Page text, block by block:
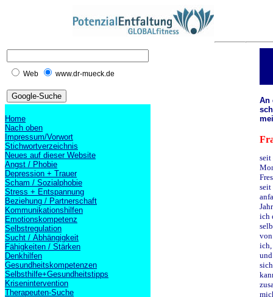
Web www.dr-mueck.de
Home
Nach oben
Impressum/Vorwort
Stichwortverzeichnis
Neues auf dieser Website
Angst / Phobie
Depression + Trauer
Scham / Sozialphobie
Stress + Entspannung
Beziehung / Partnerschaft
Kommunikationshilfen
Emotionskompetenz
Selbstregulation
Sucht / Abhängigkeit
Fähigkeiten / Stärken
Denkhilfen
Gesundheitskompetenzen
Selbsthilfe+Gesundheitstipps
Krisenintervention
Therapeuten-Suche
An
seit
seit
ich
von
ich,